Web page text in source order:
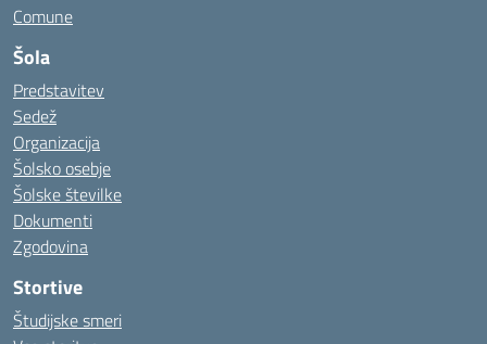
Comune
Šola
Predstavitev
Sedež
Organizacija
Šolsko osebje
Šolske številke
Dokumenti
Zgodovina
Stortive
Študijske smeri